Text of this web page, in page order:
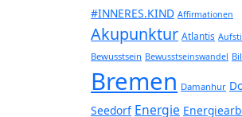
#INNERES.KIND Affirmationen
Akupunktur Atlantis
Bewusstsein Bewusstseinswandel
Bremen Damanhur
Seedorf Energie